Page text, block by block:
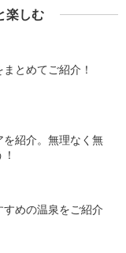
楽しむ
とめてご紹介！
紹介。無理なく無
めの温泉をご紹介